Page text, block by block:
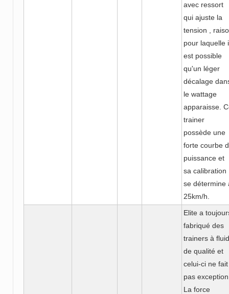
avec ressort
qui ajuste la
tension ,
pour laquelle
est possible
qu'un léger
décalage
le wattage
apparaisse.
trainer
possède une
forte courbe
puissance et
sa calibration
se détermine
25km/h.
Elite a
fabriqué des
trainers à
de qualité et
celui-ci ne fait
pas
La force